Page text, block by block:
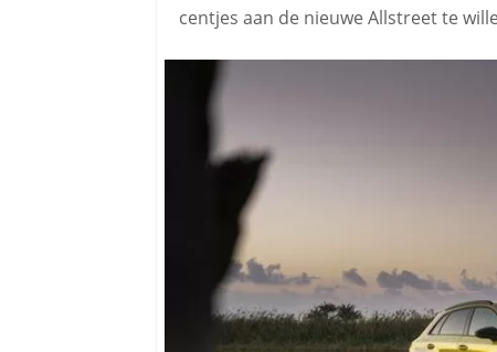
centjes aan de nieuwe Allstreet te